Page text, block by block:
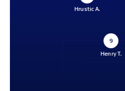
Hrustic A.
9
Henry T.